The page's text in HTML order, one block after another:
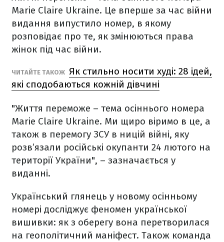
Мarie Сlaire Ukraine. Це вперше за час війни
видання випустило номер, в якому
розповідає про те, як змінюються права
жінок під час війни.
ЧИТАЙТЕ ТАКОЖ Як стильно носити худі: 28 ідей,
які сподобаються кожній дівчині
"Життя переможе – тема осіннього номера
Мarie Сlaire Ukraine. Ми щиро віримо в це, а
також в перемогу ЗСУ в ницій війні, яку
розв’язали російські окупанти 24 лютого на
території України", – зазначається у
виданні.
Український глянець у новому осінньому
номері досліджує феномен української
вишивки: як з оберегу вона перетворилася
на геополітичний маніфест. Також команда